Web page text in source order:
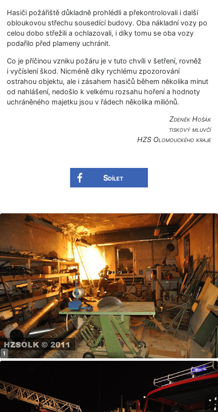
Hasiči požářiště důkladně prohlédli a překontrolovali i další
obloukovou střechu sousedící budovy. Oba nákladní vozy po
celou dobo střežili a ochlazovali, i díky tomu se oba vozy
podařilo před plameny uchránit.
Co je příčinou vzniku požáru je v tuto chvíli v šetření, rovněž
i vyčíslení škod. Nicméně díky rychlému zpozorování
ostrahou objektu, ale i zásahem hasičů během několika minut
od nahlášení, nedošlo k velkému rozsahu hoření a hodnoty
uchráněného majetku jsou v řádech několika miliónů.
Zdeněk Hošák
tiskový mluvčí
HZS Olomouckého kraje
Sdílet